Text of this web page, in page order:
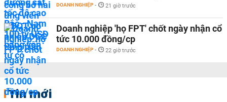
DOANH NGHIỆP - 21 giờ trước
Doanh nghiệp 'họ FPT' chốt ngày nhận cổ
tức 10.000 đồng/cp
DOANH NGHIỆP - 22 giờ trước
Tin mới